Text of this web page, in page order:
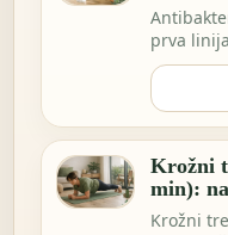
prva
Morda …
Krožni
min):
Krožni